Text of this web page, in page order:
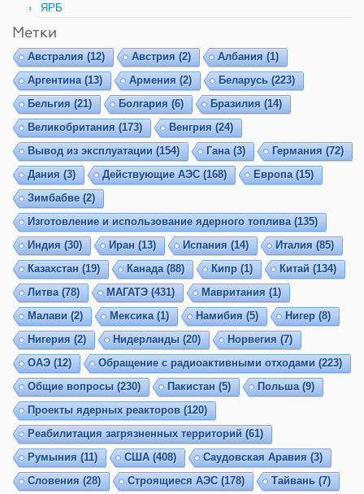
ЯРБ
Метки
Австралия (12) Австрия (2) Албания (1)
Аргентина (13) Армения (2) Беларусь (223)
Бельгия (21) Болгария (6) Бразилия (14)
Великобритания (173) Венгрия (24)
Вывод из эксплуатации (154) Гана (3) Германия (72)
Дания (3) Действующие АЭС(168) Европа (15)
Зимбабве (2)
Изготовление и использование ядерного топлива (135)
Индия (30) Иран (13) Испания (14) Италия (85)
Казахстан (19) Канада (88) Кипр (1) Китай (134)
Литва (78) МАГАТЭ (431) Мавритания (1)
Малави (2) Мексика (1) Намибия (5) Нигер (8)
Нигерия (2) Нидерланды (20) Норвегия (7)
ОАЭ (12) Обращение с радиоактивными отходами (223)
Общие вопросы (230) Пакистан (5) Польша (9)
Проекты ядерных реакторов (120)
Реабилитация загрязненных территорий (61)
Румыния (11) США (408) Саудовская Аравия (3)
Словения (28) Строящиеся АЭС(178) Тайвань (7)